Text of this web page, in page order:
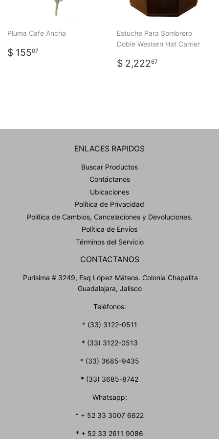
Pluma Cafe Ancha
PRECIO
$ 15507
Estuche Para Sombrero
Doble Western Hat Carrier
PRECIO
HABITUAL
$ 2,22267
ENLACES RAPIDOS
Buscar Productos
Contáctanos
Ubicaciones
Política de Privacidad
Política de Cambios, Cancelaciones y Devoluciones.
Política de Envíos
Términos del Servicio
CONTACTANOS
Purisima # 3249, Esq López Máteos. Colonia Chapalita
Guadalajara, Jalisco
Teléfonos:
* (33) 3122-0511
* (33) 3122-0513
* (33) 3685-9435
* (33) 3685-8742
Whatsapp:
* + 52 33 3007 6622
* + 52 33 2611 9086